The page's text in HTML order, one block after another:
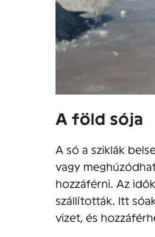
A föld sója
A só a sziklák
vagy
hozzáférni. Az
szállították. Itt
vizet, és